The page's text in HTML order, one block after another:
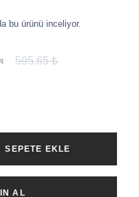
bu ürünü inceliyor.
595.65 ₺
SEPETE EKLE
AL